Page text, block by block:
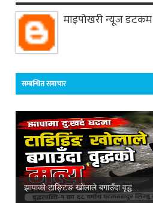
माइपोखरी न्यूज डटकम
सम्बन्धित समाचार
झापाको टाङ्टिङ खोलाले बगाउँदा वृद्ध...